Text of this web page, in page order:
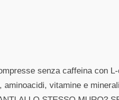
senza caffeina con
vitamine e